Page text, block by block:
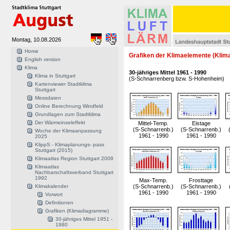
Montag, 10.08.2026
Home
English version
Klima
Klima in Stuttgart
Kartenviewer Stadtklima
Stuttgart
Messdaten
Online Berechnung Windfeld
Grundlagen zum Stadtklima
Der Wärmeinseleffekt
Woche der Klimaanpassung
2025
KlippS - Klimaplanungs- pass
Stuttgart (2015)
Klimaatlas Region Stuttgart 2008
Klimaatlas
Nachbarschaftsverband Stuttgart
1992
Klimakalender
Vorwort
Definitionen
Grafiken (Klimadiagramme)
30-jähriges Mittel 1951 -
1980
Grafiken der Klimaelemente
30-jähriges Mittel 1961 - 1990
(S-Schnarrenberg bzw. S-Hohenheim)
Mittel-Temp.
(S-Schnarrenb.)
1961 - 1990
Eistage
(S-Schnarrenb.)
1961 - 1990
Max-Temp.
(S-Schnarrenb.)
1961 - 1990
Frosttage
(S-Schnarrenb.)
1961 - 1990